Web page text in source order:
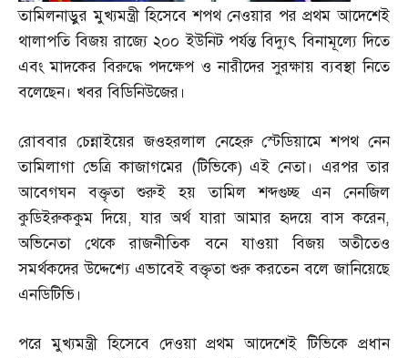
তামিলনাড়ুর মুখ্যমন্ত্রী হিসেবে শপথ নেওয়ার পর প্রথম আদেশেই
থালাপতি বিজয় রাজ্যে ২০০ ইউনিট পর্যন্ত বিদ্যুৎ বিনামূল্যে দিতে
এবং মাদকের বিরুদ্ধে পদক্ষেপ ও নারীদের সুরক্ষায় ব্যবস্থা নিতে
বলেছেন। খবর বিডিনিউজের।
রোববার চেন্নাইয়ের জওহরলাল নেহেরু স্টেডিয়ামে শপথ নেন
তামিলাগা ভেত্রি কাজাগমের (টিভিকে)এই নেতা। এরপর তার
আবেগঘন বক্তৃতা শুরুই হয় তামিল শব্দগুচ্ছ এন নেনজিল
কুডিইরুককুম দিয়ে,যার অর্থ যারা আমার হৃদয়ে বাস করেন,
অভিনেতা থেকে রাজনীতিক বনে যাওয়া বিজয় অতীতেও
সমর্থকদের উদ্দেশ্যে এভাবেই বক্তৃতা শুরু করতেন বলে জানিয়েছে
এনডিটিভি।
পরে মুখ্যমন্ত্রী হিসেবে দেওয়া প্রথম আদেশেই টিভিকে প্রধান